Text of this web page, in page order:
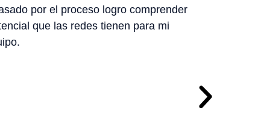
por el proceso logro comprender
que las redes tienen para mi